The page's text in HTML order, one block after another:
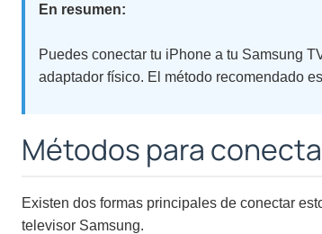
En resumen:
Puedes conectar tu iPhone a tu Samsung
adaptador físico. El método recomendado
Métodos para
Existen dos formas principales de conectar
televisor Samsung.